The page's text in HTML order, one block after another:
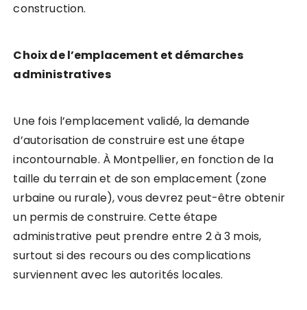
construction.
Choix de l’emplacement et démarches
administratives
Une fois l’emplacement validé, la demande
d’autorisation de construire est une étape
incontournable. À Montpellier, en fonction de la
taille du terrain et de son emplacement (zone
urbaine ou rurale), vous devrez peut-être obtenir
un permis de construire. Cette étape
administrative peut prendre entre 2 à 3 mois,
surtout si des recours ou des complications
surviennent avec les autorités locales.